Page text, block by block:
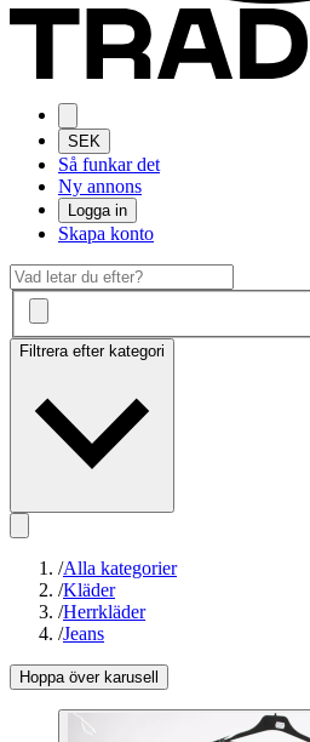
SEK
Så funkar det
Ny annons
Logga in
Skapa konto
Filtrera efter kategori
/Alla kategorier
/Kläder
/Herrkläder
/Jeans
Hoppa över karusell